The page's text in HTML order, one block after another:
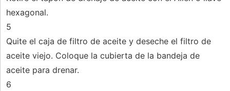
hexagonal.
5
Quite el caja de filtro de aceite y deseche el filtro de
aceite viejo. Coloque la cubierta de la bandeja de
aceite para drenar.
6